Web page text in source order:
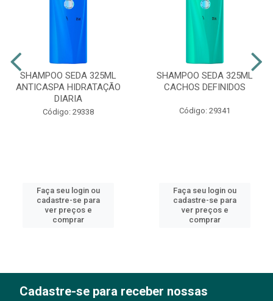
SHAMPOO SEDA 325ML
ANTICASPA HIDRATAÇÃO
DIARIA
Código: 29338
Faça seu login ou
cadastre-se para
ver preços e
comprar
SHAMPOO SEDA 325ML
CACHOS DEFINIDOS
Código: 29341
Faça seu login ou
cadastre-se para
ver preços e
comprar
Cadastre-se para receber nossas